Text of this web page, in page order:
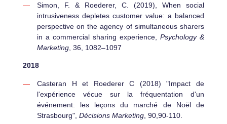
Simon, F. & Roederer, C. (2019), When social
intrusiveness depletes customer value: a balanced
perspective on the agency of simultaneous sharers
in a commercial sharing experience, Psychology &
Marketing , 36, 1082–1097
2018
Casteran H et Roederer C (2018) "Impact de
l'expérience vécue sur la fréquentation d'un
événement: les leçons du marché de Noël de
Strasbourg",Décisions Marketing , 90,90-110.